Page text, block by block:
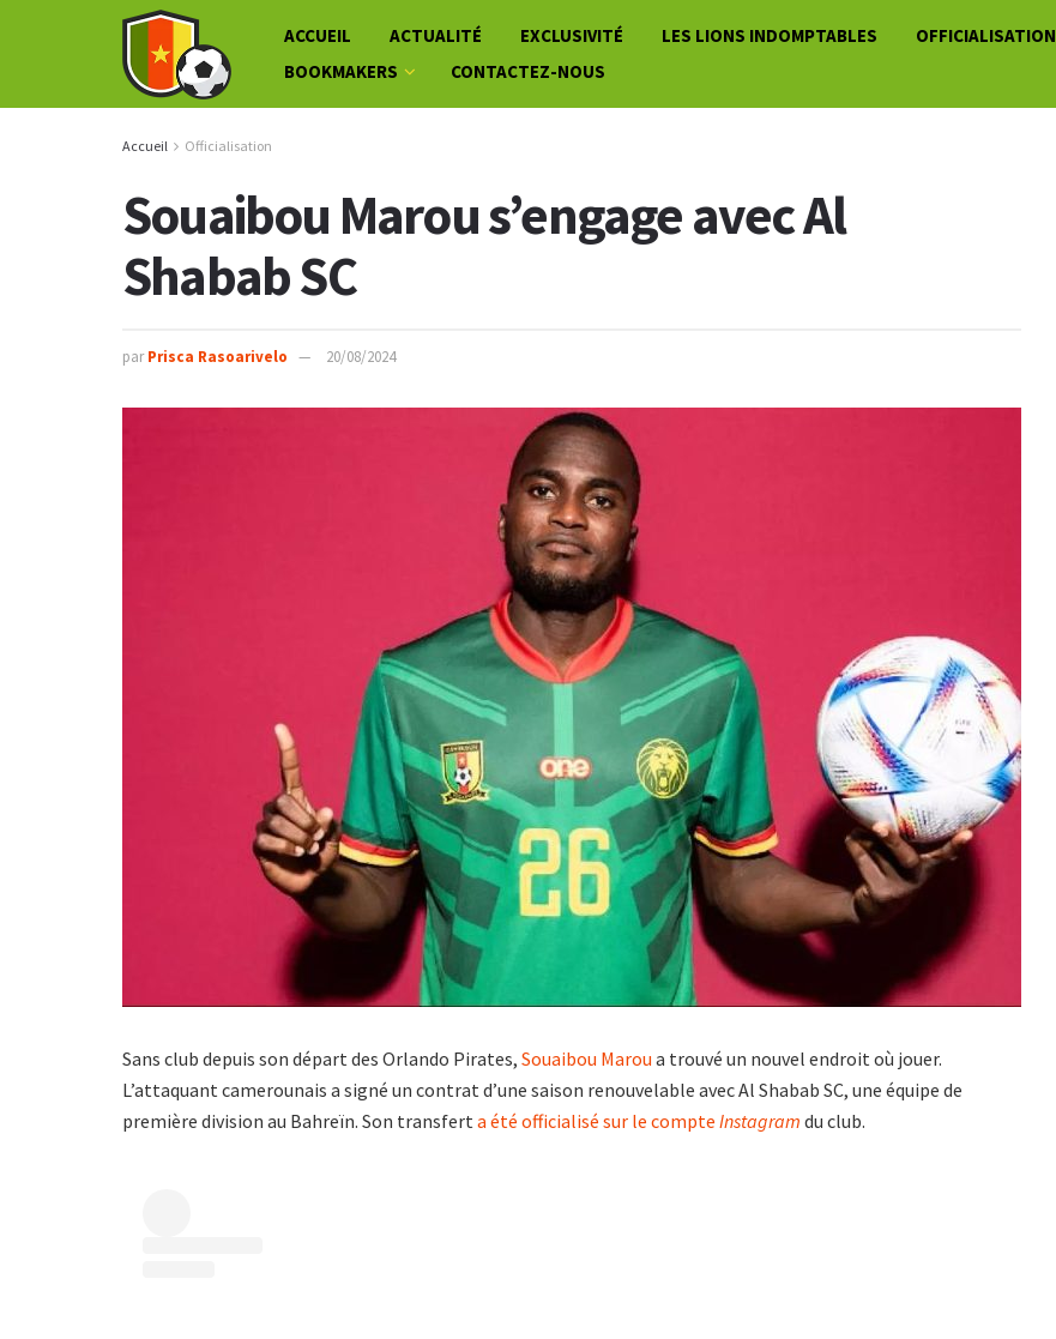
ACCUEIL ACTUALITÉ EXCLUSIVITÉ LES LIONS INDOMPTABLES OFFICIALISATION
BOOKMAKERS
CONTACTEZ-NOUS
Accueil Officialisation
Souaibou Marou s’engage avec Al
Shabab SC
par Prisca Rasoarivelo 20/08/2024
Sans club depuis son départ des Orlando Pirates, Souaibou Marou a trouvé un nouvel endroit où jouer.
L’attaquant camerounais a signé un contrat d’une saison renouvelable avec Al Shabab SC, une équipe de
première division au Bahreïn. Son transferta été officialisé sur le compte Instagram du club.